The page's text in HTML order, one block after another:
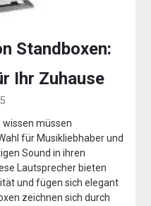
Standboxen:
Ihr Zuhause
wissen müssen
für Musikliebhaber und
Sound in ihren
Lautsprecher bieten
und fügen sich elegant
zeichnen sich durch